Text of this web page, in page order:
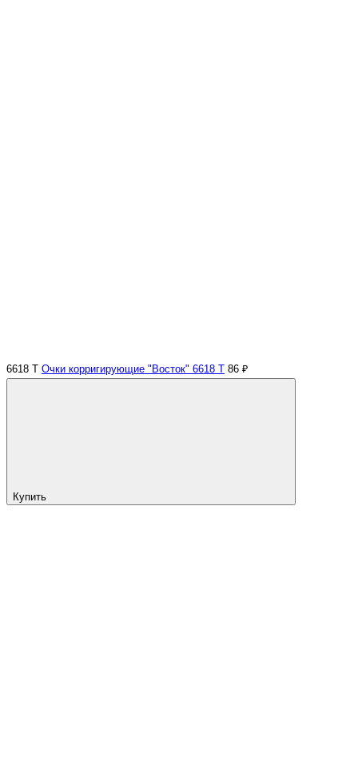
6618 Т Очки корригирующие "Восток" 6618 Т 86 ₽
Купить